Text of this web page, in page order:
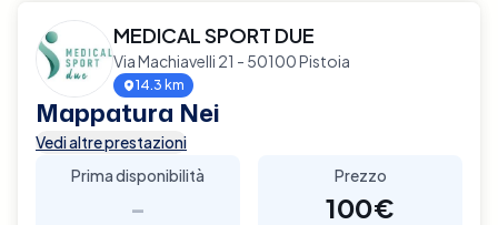
MEDICAL SPORT DUE
Via Machiavelli 21 - 50100 Pistoia
14.3 km
Mappatura Nei
Vedi altre prestazioni
Prima disponibilità
-
Prezzo
100€